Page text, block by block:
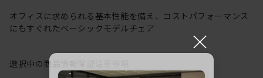
オフィスに求められる基本性能を備え、コストパフォーマンス
にもすぐれたベーシックモデルチェア
選択中の商品情報
×